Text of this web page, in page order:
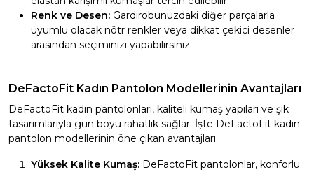
Renk ve Desen: Gardırobunuzdaki diğer parçalarla
uyumlu olacak nötr renkler veya dikkat çekici desenler
arasından seçiminizi yapabilirsiniz.
DeFactoFit Kadın Pantolon Modellerinin Avantajları
DeFactoFit kadın pantolonları, kaliteli kumaş yapıları ve şık
tasarımlarıyla gün boyu rahatlık sağlar. İşte DeFactoFit kadın
pantolon modellerinin öne çıkan avantajları:
Yüksek Kalite Kumaş: DeFactoFit pantolonlar, konforlu